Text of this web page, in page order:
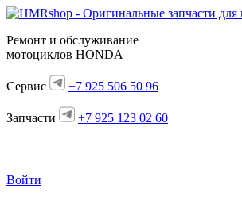
Ремонт и обслуживание
мотоциклов HONDA
Сервис +7 925 506 50 96
Запчасти +7 925 123 02 60
Войти